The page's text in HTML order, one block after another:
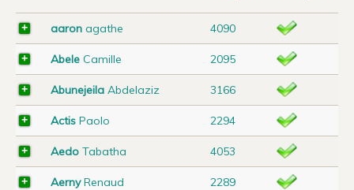
aaron agathe 4090
Abele Camille 2095
Abunejeila Abdelaziz 3166
Actis Paolo 2294
Aedo Tabatha 4053
AernyRenaud 2289